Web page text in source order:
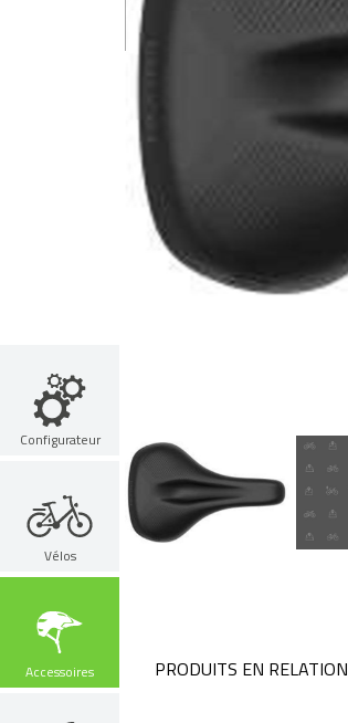
Configurateur
Vélos
Accessoires PRODUITS EN RELATION